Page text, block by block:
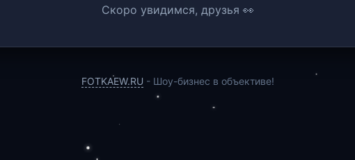
Скоро увидимся, друзья 👀
FOTKAEW.RU - Шоу-бизнес в объективе!